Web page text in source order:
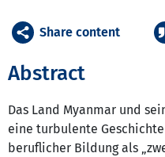
Abstract
Das Land Myanmar und
eine turbulente
beruflicher Bildung als
Share content